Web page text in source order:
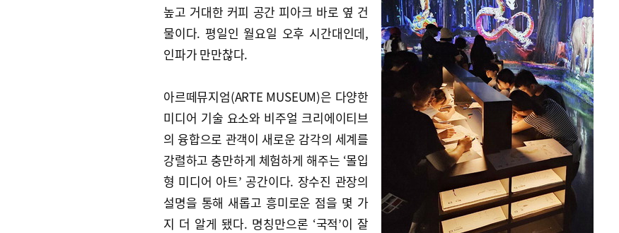
높고 거대한 커피 공간 피아크 바로 옆 건
물이다. 평일인 월요일 오후 시간대인데,
인파가 만만찮다.
아르떼뮤지엄(ARTE MUSEUM)은 다양한
미디어 기술 요소와 비주얼 크리에이티브
의 융합으로 관객이 새로운 감각의 세계를
강렬하고 충만하게 체험하게 해주는 ‘몰입
형 미디어 아트’ 공간이다. 장수진 관장의
설명을 통해 새롭고 흥미로운 점을 몇 가
지 더 알게 됐다. 명칭만으론 ‘국적’이 잘